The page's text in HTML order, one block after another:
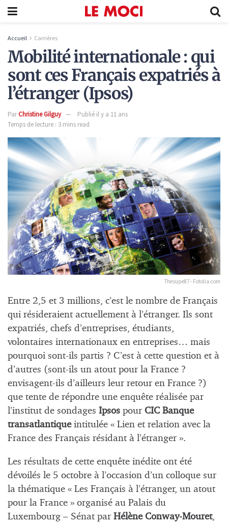
Accueil Carrières
Mobilité internationale : qui
sont ces Français expatriés à
l’étranger (Ipsos)
ParChristine Gilguy
Publié il y a 11 ans
Temps de lecture : 3 mins read
Thesupe87 - Fotolia.com
Entre 2,5 et 3 millions, c’est le nombre de Français
qui résideraient actuellement à l’étranger. Ils sont
expatriés, chefs d’entreprises, étudiants,
volontaires internationaux en entreprises… mais
pourquoi sont-ils partis ? C’est à cette question et à
d’autres (sont-ils un atout pour la France ?
envisagent-ils d’ailleurs leur retour en France ?)
que tente de répondre une enquête réalisée par
l’institut de sondages Ipsos pour CIC Banque
transatlantique intitulée « Lien et relation avec la
France des Français résidant à l’étranger ».
Les résultats de cette enquête inédite ont été
dévoilés le 5 octobre à l’occasion d’un colloque sur
la thématique « Les Français à l’étranger, un atout
pour la France » organisé au Palais du
Luxembourg – Sénat par Hélène Conway-Mouret,